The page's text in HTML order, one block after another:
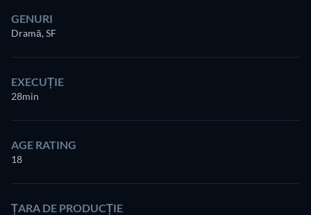
GENURI
Dramă, SF
EXECUȚIE
28min
AGE RATING
18
ȚARA DE PRODUCȚIE